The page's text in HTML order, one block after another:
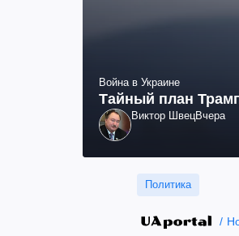
Война в Украине
Тайный план
Виктор ШвецВчера
Политика